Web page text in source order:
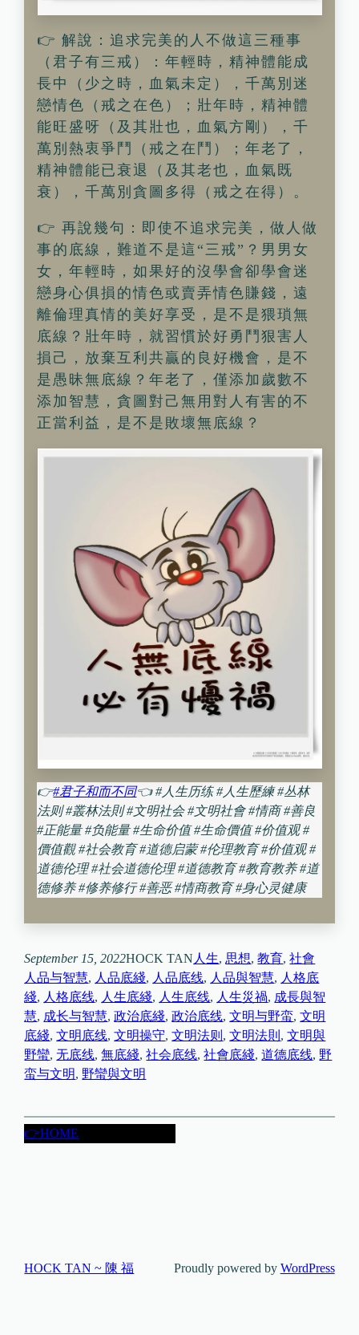
👉 解說：追求完美的人不做這三種事
（君子有三戒）：年輕時，精神體能成
長中（少之時，血氣未定），千萬別迷
戀情色（戒之在色）；壯年時，精神體
能旺盛呀（及其壯也，血氣方剛），千
萬別熱衷爭鬥（戒之在鬥）；年老了，
精神體能已衰退（及其老也，血氣既
衰），千萬別貪圖多得（戒之在得）。
👉 再說幾句：即使不追求完美，做人做
事的底線，難道不是這“三戒”？男男女
女，年輕時，如果好的沒學會卻學會迷
戀身心俱損的情色或賣弄情色賺錢，遠
離倫理真情的美好享受，是不是猥瑣無
底線？壯年時，就習慣於好勇鬥狠害人
損己，放棄互利共贏的良好機會，是不
是愚昧無底線？年老了，僅添加歲數不
添加智慧，貪圖對己無用對人有害的不
正當利益，是不是敗壞無底線？
👉#君子和而不同👈#人生历练 #人生歷練 #丛林
法则 #叢林法則 #文明社会 #文明社會 #情商 #善良
#正能量 #负能量 #生命价值 #生命價值 #价值观 #
價值觀 #社会教育 #道德启蒙 #伦理教育 #价值观 #
道德伦理 #社会道德伦理 #道德教育 #教育教养 #道
德修养 #修养修行 #善恶 #情商教育 #身心灵健康
September 15, 2022HOCK TAN 人生, 思想, 教育, 社會
人品与智慧, 人品底綫, 人品底线, 人品與智慧, 人格底
綫, 人格底线, 人生底綫, 人生底线, 人生災禍, 成長與智
慧, 成长与智慧, 政治底綫, 政治底线, 文明与野蛮, 文明
底綫, 文明底线, 文明操守, 文明法则 , 文明法則 , 文明與
野蠻, 无底线, 無底綫, 社会底线, 社會底綫, 道德底线, 野
蛮与文明, 野蠻與文明
👉HOME
HOCK TAN ~ 陳 福 Proudly powered by WordPress